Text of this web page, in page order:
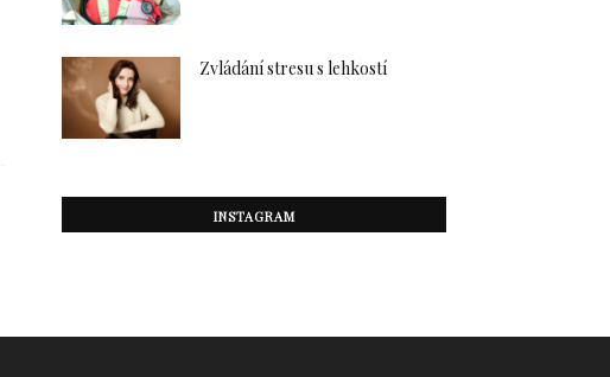
Zvládání stresu s lehkostí
INSTAGRAM